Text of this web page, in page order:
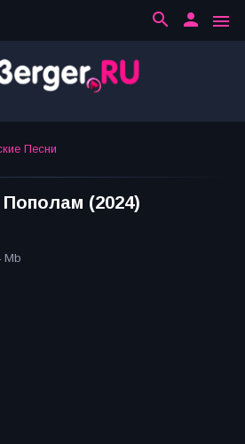
menu
person
search
Песни
(2024)
Mb